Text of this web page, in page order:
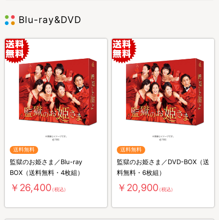
Blu-ray&DVD
送料無料
監獄のお姫さま／Blu-ray
BOX（送料無料・4枚組）
￥26,400（税込）
送料無料
監獄のお姫さま／DVD-BOX（送
料無料・6枚組）
￥20,900（税込）